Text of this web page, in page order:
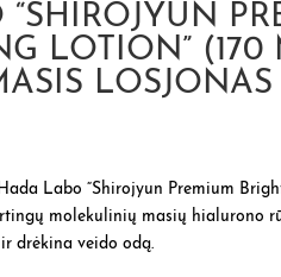
LOTION” (170
Labo “Shirojyun Premium
molekulinių masių hialurono
drėkina veido odą.